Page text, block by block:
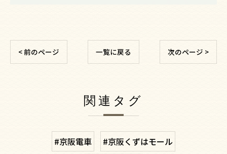
< 前のページ 一覧に戻る 次のページ >
関連タグ
#京阪電車
#京阪くずはモール